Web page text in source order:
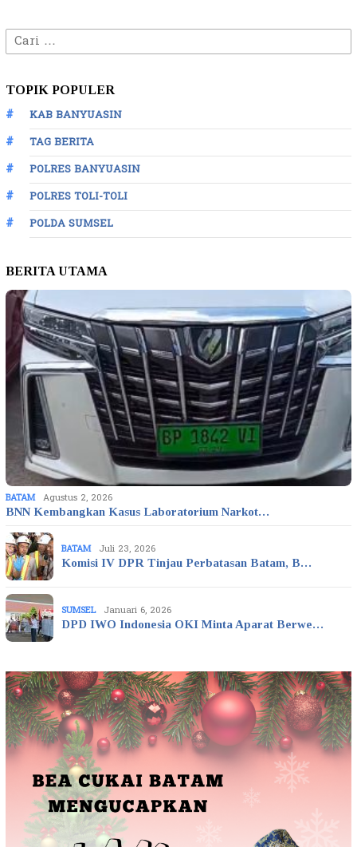
Cari
untuk:
TOPIK POPULER
KAB BANYUASIN
TAG BERITA
POLRES BANYUASIN
POLRES TOLI-TOLI
POLDA SUMSEL
BERITA UTAMA
BATAM Agustus 2, 2026
BNN Kembangkan Kasus Laboratorium Narkot…
BATAM Juli 23, 2026
Komisi IV DPR Tinjau Perbatasan Batam, B…
SUMSEL Januari 6, 2026
DPD IWO Indonesia OKI Minta Aparat Berwe…